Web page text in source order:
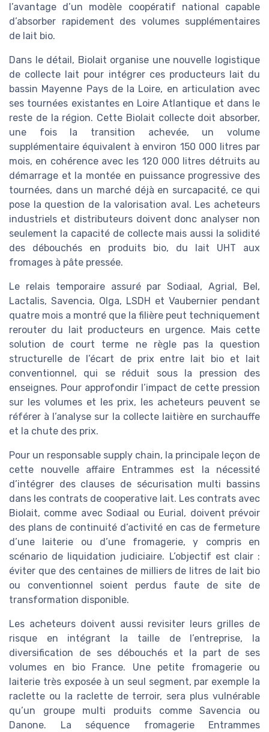
l’avantage d’un modèle coopératif national capable
d’absorber rapidement des volumes supplémentaires
de lait bio.
Dans le détail, Biolait organise une nouvelle logistique
de collecte lait pour intégrer ces producteurs lait du
bassin Mayenne Pays de la Loire, en articulation avec
ses tournées existantes en Loire Atlantique et dans le
reste de la région. Cette Biolait collecte doit absorber,
une fois la transition achevée, un volume
supplémentaire équivalent à environ 150 000 litres par
mois, en cohérence avec les 120 000 litres détruits au
démarrage et la montée en puissance progressive des
tournées, dans un marché déjà en surcapacité, ce qui
pose la question de la valorisation aval. Les acheteurs
industriels et distributeurs doivent donc analyser non
seulement la capacité de collecte mais aussi la solidité
des débouchés en produits bio, du lait UHT aux
fromages à pâte pressée.
Le relais temporaire assuré par Sodiaal, Agrial, Bel,
Lactalis, Savencia, Olga, LSDH et Vaubernier pendant
quatre mois a montré que la filière peut techniquement
rerouter du lait producteurs en urgence. Mais cette
solution de court terme ne règle pas la question
structurelle de l’écart de prix entre lait bio et lait
conventionnel, qui se réduit sous la pression des
enseignes. Pour approfondir l’impact de cette pression
sur les volumes et les prix, les acheteurs peuvent se
référer à l’analyse sur la collecte laitière en surchauffe
et la chute des prix.
Pour un responsable supply chain, la principale leçon de
cette nouvelle affaire Entrammes est la nécessité
d’intégrer des clauses de sécurisation multi bassins
dans les contrats de cooperative lait. Les contrats avec
Biolait, comme avec Sodiaal ou Eurial, doivent prévoir
des plans de continuité d’activité en cas de fermeture
d’une laiterie ou d’une fromagerie, y compris en
scénario de liquidation judiciaire. L’objectif est clair :
éviter que des centaines de milliers de litres de lait bio
ou conventionnel soient perdus faute de site de
transformation disponible.
Les acheteurs doivent aussi revisiter leurs grilles de
risque en intégrant la taille de l’entreprise, la
diversification de ses débouchés et la part de ses
volumes en bio France. Une petite fromagerie ou
laiterie très exposée à un seul segment, par exemple la
raclette ou la raclette de terroir, sera plus vulnérable
qu’un groupe multi produits comme Savencia ou
Danone. La séquence fromagerie Entrammes